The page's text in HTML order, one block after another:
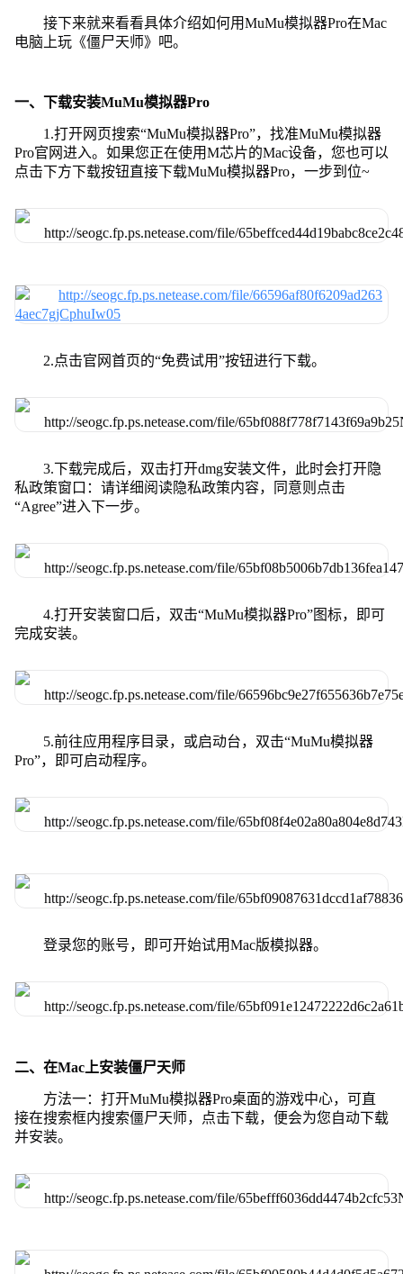
接下来就来看看具体介绍如何用MuMu模拟器Pro在Mac
电脑上玩《僵尸天师》吧。
一、下载安装MuMu模拟器Pro
1.打开网页搜索“MuMu模拟器Pro”，找准MuMu模拟器
Pro官网进入。如果您正在使用M芯片的Mac设备，您也可以
点击下方下载按钮直接下载MuMu模拟器Pro，一步到位~
2.点击官网首页的“免费试用”按钮进行下载。
3.下载完成后，双击打开dmg安装文件，此时会打开隐
私政策窗口：请详细阅读隐私政策内容，同意则点击
“Agree”进入下一步。
4.打开安装窗口后，双击“MuMu模拟器Pro”图标，即可
完成安装。
5.前往应用程序目录，或启动台，双击“MuMu模拟器
Pro”，即可启动程序。
登录您的账号，即可开始试用Mac版模拟器。
二、在Mac上安装僵尸天师
方法一：打开MuMu模拟器Pro桌面的游戏中心，可直
接在搜索框内搜索僵尸天师，点击下载，便会为您自动下载
并安装。